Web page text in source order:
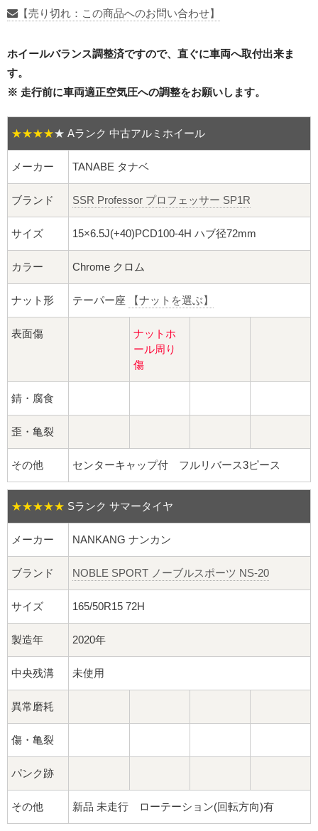
17インチ：夏タイヤホイール
18インチ：夏タイヤホイール
19インチ：夏タイヤホイール
20インチ：夏タイヤホイール
ホイールナット
平面座ナット
ロング平面ナット
ショート平面ナット
ロング球面ナット
ショート球面ナット
貫通ナット
袋ナット
ロング袋ナット
ショート袋ナット
スチール鉄ホイール
【売り切れ：この商品へのお問い合わせ】
ホイールバランス調整済ですので、直ぐに車両へ取付出来ま
す。
※ 走行前に車両適正空気圧への調整をお願いします。
★★★★★ Aランク 中古アルミホイール
メーカー TANABE タナベ
ブランド SSR Professor プロフェッサー SP1R
サイズ 15×6.5J(+40)PCD100-4H ハブ径72mm
カラー Chrome クロム
ナット形 テーパー座 【ナットを選ぶ】
表面傷
ナットホ
ール周り
傷
錆・腐食
歪・亀裂
その他 センターキャップ付 フルリバース3ピース
★★★★★ Sランク サマータイヤ
メーカー NANKANG ナンカン
ブランド NOBLE SPORT ノーブルスポーツ NS-20
サイズ 165/50R15 72H
製造年 2020年
中央残溝 未使用
異常磨耗
傷・亀裂
パンク跡
その他 新品 未走行 ローテーション(回転方向)有